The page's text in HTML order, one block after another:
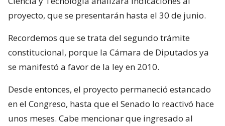
proyecto, que se presentarán hasta el 30 de junio.
Recordemos que se trata del segundo trámite
constitucional, porque la Cámara de Diputados ya
se manifestó a favor de la ley en 2010.
Desde entonces, el proyecto permaneció estancado
en el Congreso, hasta que el Senado lo reactivó hace
unos meses. Cabe mencionar que ingresado al